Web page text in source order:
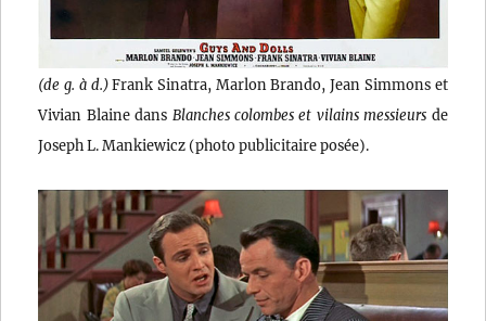
(de g. à d.)Frank Sinatra, Marlon Brando, Jean Simmons et
Vivian Blaine dans Blanches colombes et vilains messieurs de
Joseph L. Mankiewicz (photo publicitaire posée).